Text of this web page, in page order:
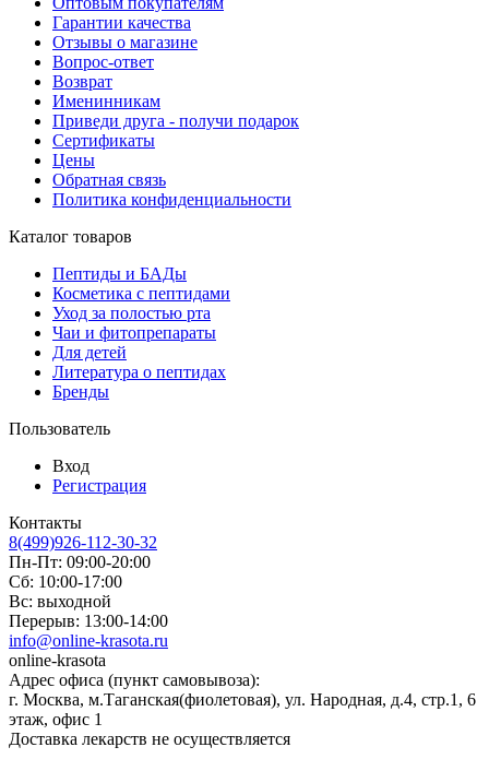
Гарантии качества
Отзывы о магазине
Вопрос-ответ
Возврат
Именинникам
Приведи друга - получи подарок
Сертификаты
Цены
Обратная связь
Политика конфиденциальности
Каталог товаров
Пептиды и БАДы
Косметика с пептидами
Уход за полостью рта
Чаи и фитопрепараты
Для детей
Литература о пептидах
Бренды
Пользователь
Вход
Регистрация
Контакты
8(499)926-112-30-32
Пн-Пт: 09:00-20:00
Сб: 10:00-17:00
Вс: выходной
Перерыв: 13:00-14:00
info@online-krasota.ru
online-krasota
Адрес офиса (пункт самовывоза):
г. Москва, м.Таганская(фиолетовая), ул. Народная, д.4, стр.1, 6
этаж, офис 1
Доставка лекарств не осуществляется